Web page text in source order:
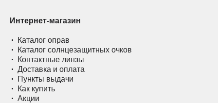
Интернет-магазин
Каталог оправ
Каталог солнцезащитных очков
Контактные линзы
Доставка и оплата
Пункты выдачи
Как купить
Акции